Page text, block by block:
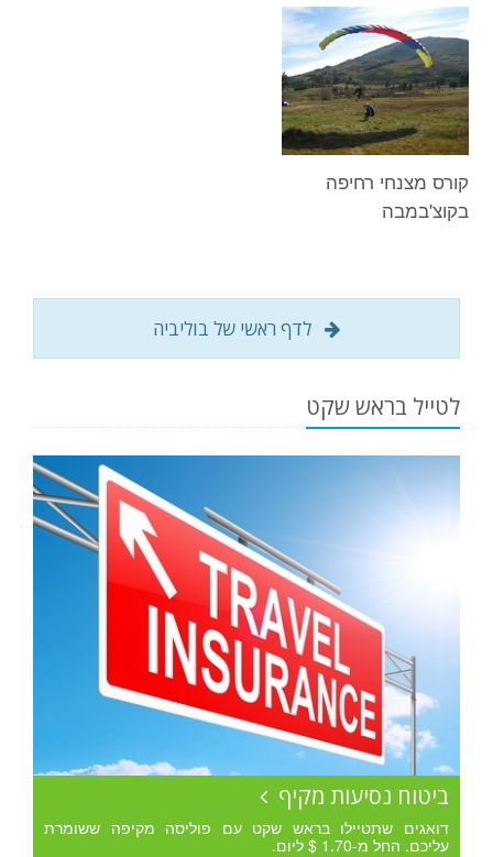
קורס מצנחי רחיפה
בקוצ'במבה
לדף ראשי של בוליביה
לטייל בראש שקט
ביטוח נסיעות מקיף
דואגים שתטיילו בראש שקט עם פוליסה מקיפה ששומרת
עליכם. החל מ-1.70 $ ליום.